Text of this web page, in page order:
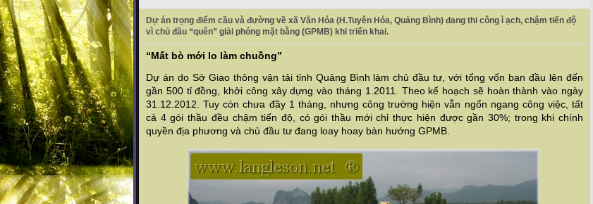
Dự án trọng điểm cầu và đường về xã Văn Hóa (H.Tuyên Hóa, Quảng Bình) đang thi công ì ạch, chậm tiến độ
vì chủ đầu “quên” giải phóng mặt bằng (GPMB) khi triển khai.
“Mất bò mới lo làm chuồng”
Dự án do Sở Giao thông vận tải tỉnh Quảng Bình làm chủ đầu tư, với tổng vốn ban đầu lên đến
gần 500 tỉ đồng, khởi công xây dựng vào tháng 1.2011. Theo kế hoạch sẽ hoàn thành vào ngày
31.12.2012. Tuy còn chưa đầy 1 tháng, nhưng công trường hiện vẫn ngổn ngang công việc, tất
cả 4 gói thầu đều chậm tiến độ, có gói thầu mới chỉ thực hiện được gần 30%; trong khi chính
quyền địa phương và chủ đầu tư đang loay hoay bàn hướng GPMB.